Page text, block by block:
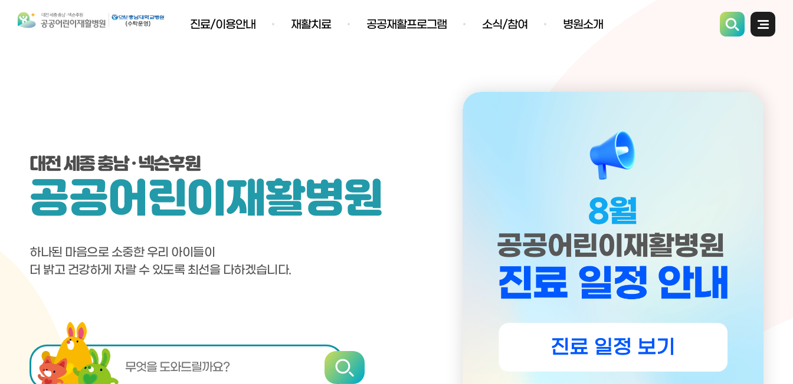
전체메
진료/이용안내 재활치료 공공재활프로그램 소식/참여 병원소개
대전 세종 충남 · 넥슨후원
공공어린이재활병원
하나된 마음으로 소중한 우리 아이들이
더 밝고 건강하게 자랄 수 있도록 최선을 다하겠습니다.